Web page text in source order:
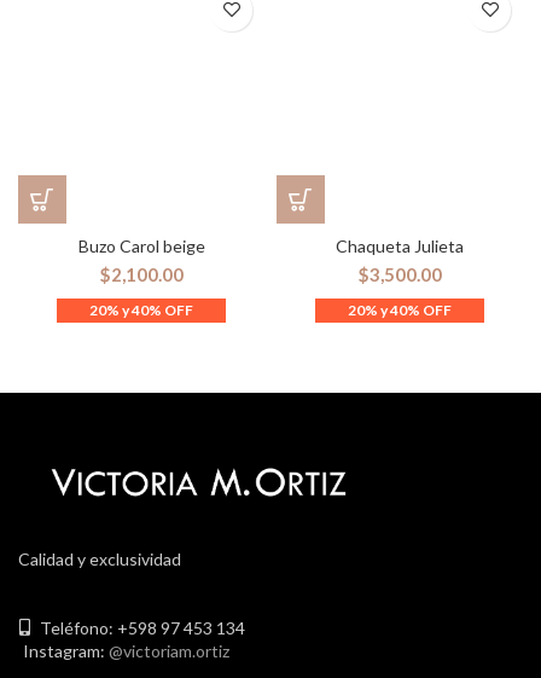
Buzo Carol beige
$2,100.00
Chaqueta Julieta
$3,500.00
Calidad y exclusividad
Teléfono: +598 97 453 134
Instagram: @victoriam.ortiz